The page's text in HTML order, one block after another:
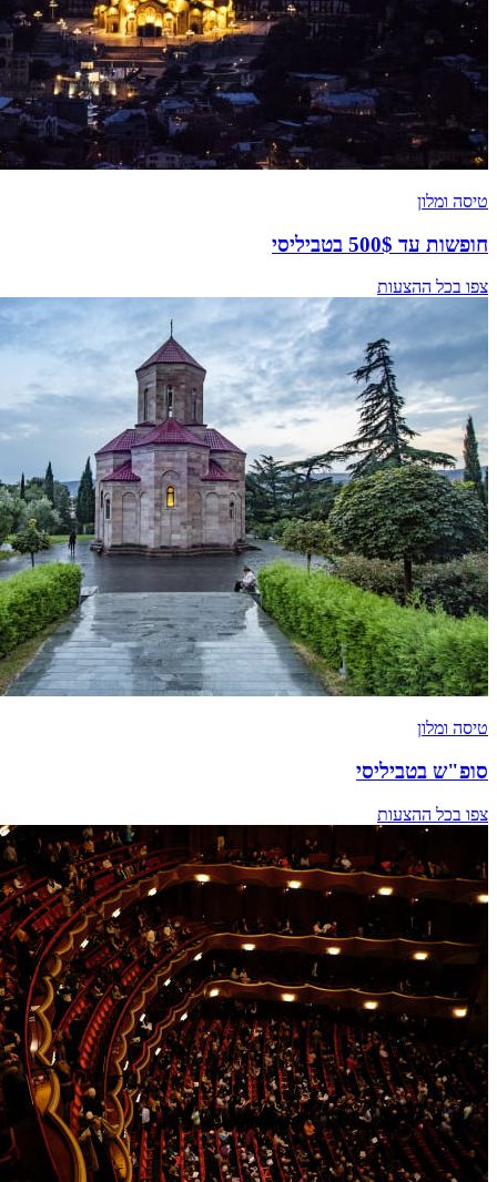
טיסה ומלון
חופשות עד 500$ בטביליסי
צפו בכל ההצעות
טיסה ומלון
סופ"ש בטביליסי
צפו בכל ההצעות